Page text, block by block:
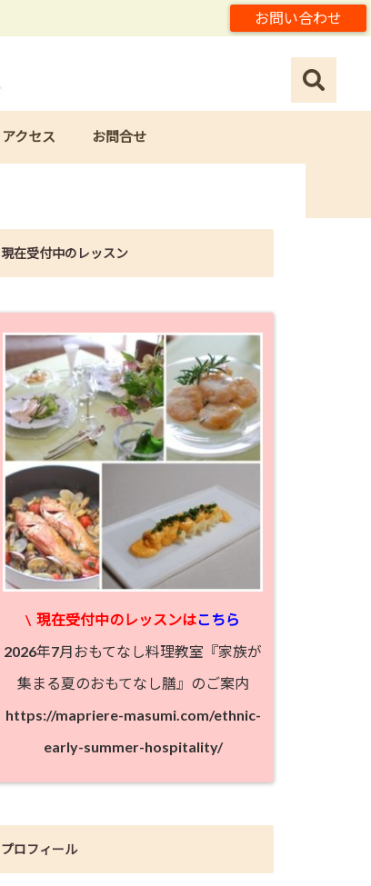
お問い合わせ
アクセス お問合せ
現在受付中のレッスン
\ 現在受付中のレッスンはこちら
2026年7月おもてなし料理教室『家族が
集まる夏のおもてなし膳』のご案内
https://mapriere-masumi.com/ethnic-
early-summer-hospitality/
プロフィール